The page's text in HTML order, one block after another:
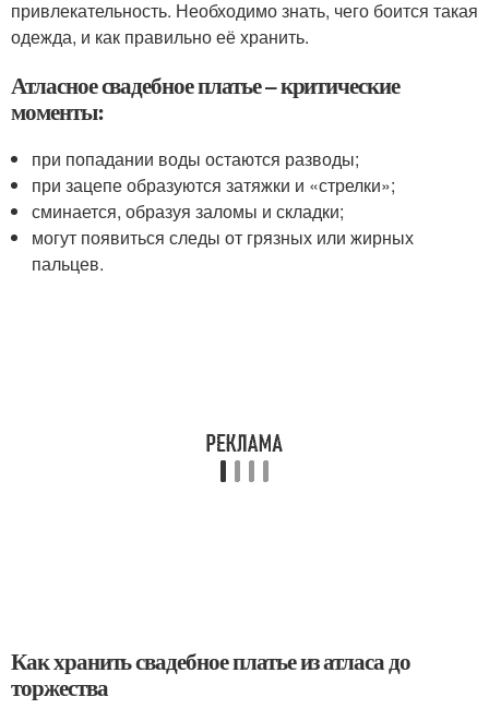
привлекательность. Необходимо знать, чего боится такая
одежда, и как правильно её хранить.
Атласное свадебное платье – критические
моменты:
при попадании воды остаются разводы;
при зацепе образуются затяжки и «стрелки»;
сминается, образуя заломы и складки;
могут появиться следы от грязных или жирных
пальцев.
Как хранить свадебное платье из атласа до
торжества